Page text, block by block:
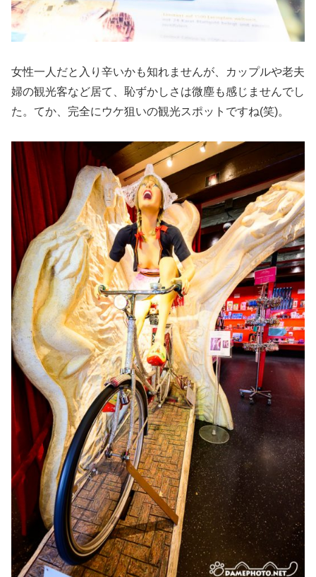
女性一人だと入り辛いかも知れませんが、カップルや老夫
婦の観光客など居て、恥ずかしさは微塵も感じませんでし
た。てか、完全にウケ狙いの観光スポットですね(笑)。